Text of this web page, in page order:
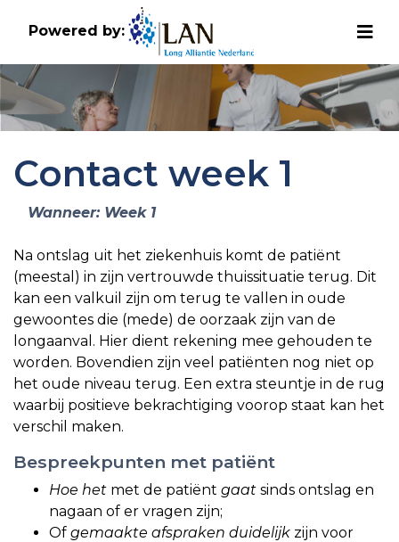
Powered by:
Contact week 1
Wanneer: Week 1
Na ontslag uit het ziekenhuis komt de patiënt
(meestal) in zijn vertrouwde thuissituatie terug. Dit
kan een valkuil zijn om terug te vallen in oude
gewoontes die (mede) de oorzaak zijn van de
longaanval. Hier dient rekening mee gehouden te
worden. Bovendien zijn veel patiënten nog niet op
het oude niveau terug. Een extra steuntje in de rug
waarbij positieve bekrachtiging voorop staat kan het
verschil maken.
Bespreekpunten met patiënt
Hoe het met de patiënt gaat sinds ontslag en
nagaan of er vragen zijn;
Of gemaakte afspraken duidelijk zijn voor